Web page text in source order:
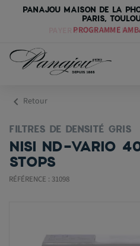
PANAJOU MAISON DE LA
PARIS,
PAYER VOTRE
chevron_left Retour
FILTRES DE DENSITÉ GRIS
NISI ND-VARIO
STOPS
RÉFÉRENCE : 31098